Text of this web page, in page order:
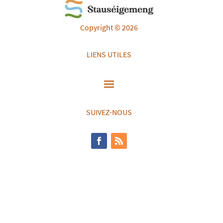
Copyright © 2026
LIENS UTILES
SUIVEZ-NOUS